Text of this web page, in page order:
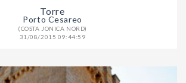
Torre
Porto Cesareo
(COSTA JONICA NORD)
31/08/2015 09:44:59